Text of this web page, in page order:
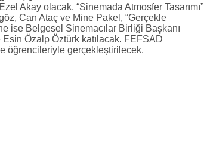
Akay olacak. “Sinemada Atmosfer Tasarımı”
Can Ataç ve Mine Pakel, “Gerçekle
ise Belgesel Sinemacılar Birliği Başkanı
Özalp Öztürk katılacak. FEFSAD
öğrencileriyle gerçekleştirilecek.